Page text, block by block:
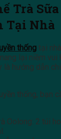
Trà
Tại Nhà
thống tại
lại niềm
là hướng dẫn
thống, bạn
Oolong: 2 túi